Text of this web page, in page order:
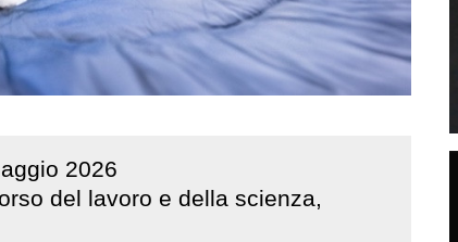
2026
del lavoro e della scienza,